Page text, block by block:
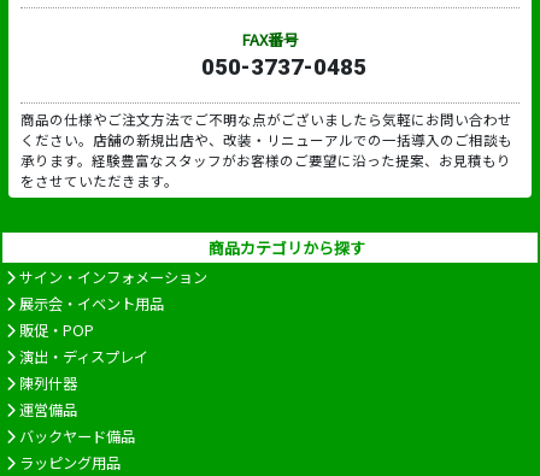
FAX番号
050-3737-0485
商品の仕様やご注文方法でご不明な点がございましたら気軽にお問い合わせ
ください。店舗の新規出店や、改装・リニューアルでの一括導入のご相談も
承ります。経験豊富なスタッフがお客様のご要望に沿った提案、お見積もり
をさせていただきます。
商品カテゴリから探す
サイン・インフォメーション
展示会・イベント用品
販促・POP
演出・ディスプレイ
陳列什器
運営備品
バックヤード備品
ラッピング用品